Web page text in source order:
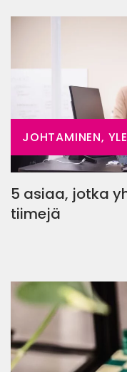
JOHTAMINEN,
5 asiaa, jotka
tiimejä